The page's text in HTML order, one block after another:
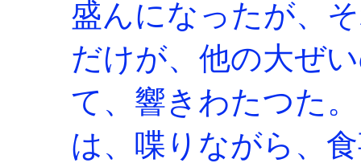
盛んになったが、
だけが、他の大ぜ
て、響きわたつた
は、喋りながら、